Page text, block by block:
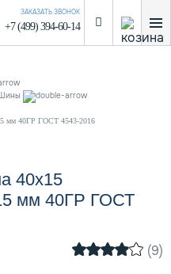
ЗАКАЗАТЬ ЗВОНОК
+7 (499) 394-60-14
мм 40ГР ГОСТ 4543-2016
40х15
мм 40ГР ГОСТ
(9)